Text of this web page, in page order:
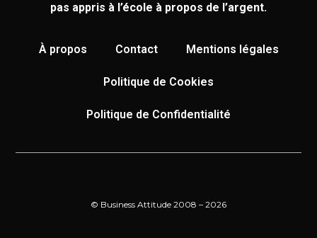
pas appris à l’école à propos de l’argent.
À propos Contact Mentions légales
Politique de Cookies
Politique de Confidentialité
© Business Attitude 2008 – 2026